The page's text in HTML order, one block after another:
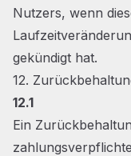
Nutzers, wenn
gekündigt hat.
12.
12.1
Ein